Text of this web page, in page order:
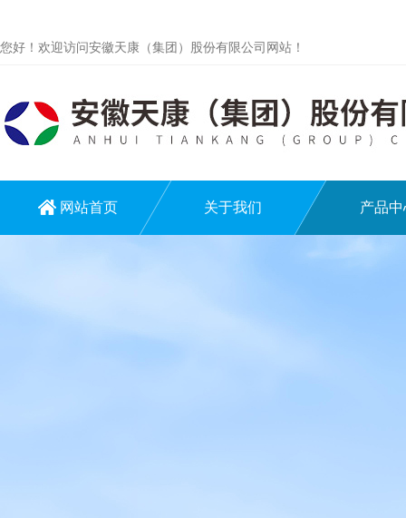
您好！欢迎访问安徽天康（集团）股份有限公司网站！
网站首页 关于我们 产品中